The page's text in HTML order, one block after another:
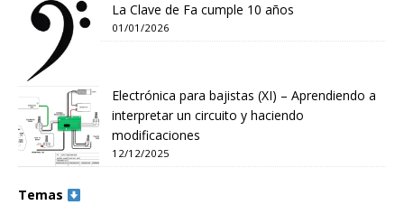
La Clave de Fa cumple 10 años
01/01/2026
Electrónica para bajistas (XI) – Aprendiendo a
interpretar un circuito y haciendo
modificaciones
12/12/2025
Temas